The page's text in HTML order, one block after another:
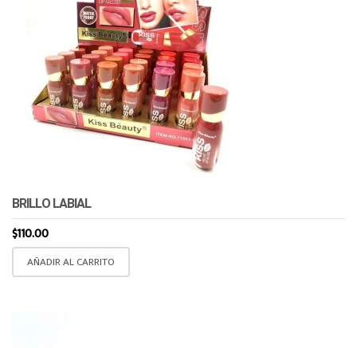
BRILLO LABIAL
$110.00
AÑADIR AL CARRITO